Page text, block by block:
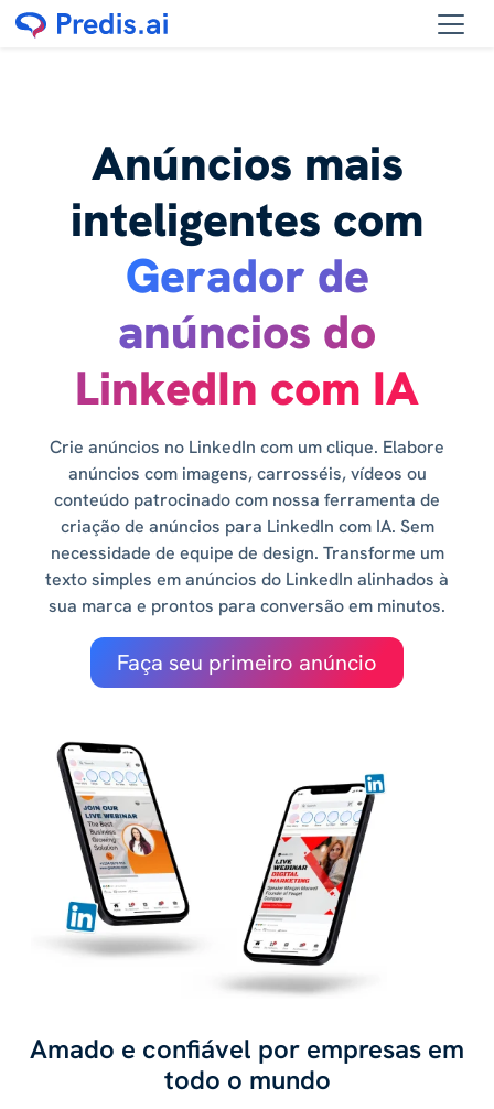
Anúncios mais
inteligentes com
Gerador de
anúncios do
LinkedIn com IA
Crie anúncios no LinkedIn com um clique. Elabore
anúncios com imagens, carrosséis, vídeos ou
conteúdo patrocinado com nossa ferramenta de
criação de anúncios para LinkedIn com IA. Sem
necessidade de equipe de design. Transforme um
texto simples em anúncios do LinkedIn alinhados à
sua marca e prontos para conversão em minutos.
Faça seu primeiro anúncio
Amado e confiável por empresas em
todo o mundo